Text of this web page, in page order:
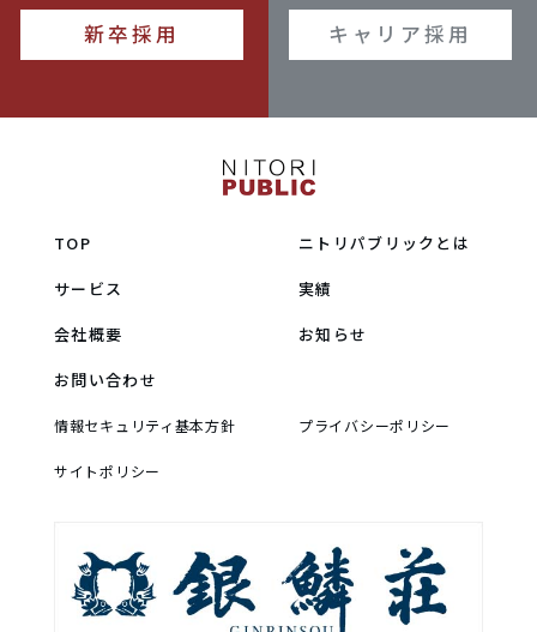
新卒採用 キャリア採用
TOP
ニトリパブリックとは
サービス
実績
会社概要
お知らせ
お問い合わせ
情報セキュリティ基本方針 プライバシーポリシー
サイトポリシー